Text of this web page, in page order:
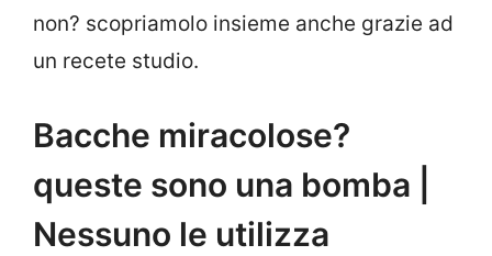
non? scopriamolo insieme anche grazie ad
un recete studio.
Bacche miracolose?
queste sono una bomba |
Nessuno le utilizza